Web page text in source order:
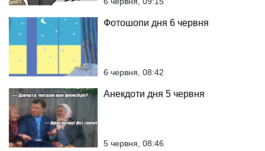
Фотошопи дня 6 червня
6 червня, 08:42
Анекдоти дня 5 червня
5 червня, 08:46